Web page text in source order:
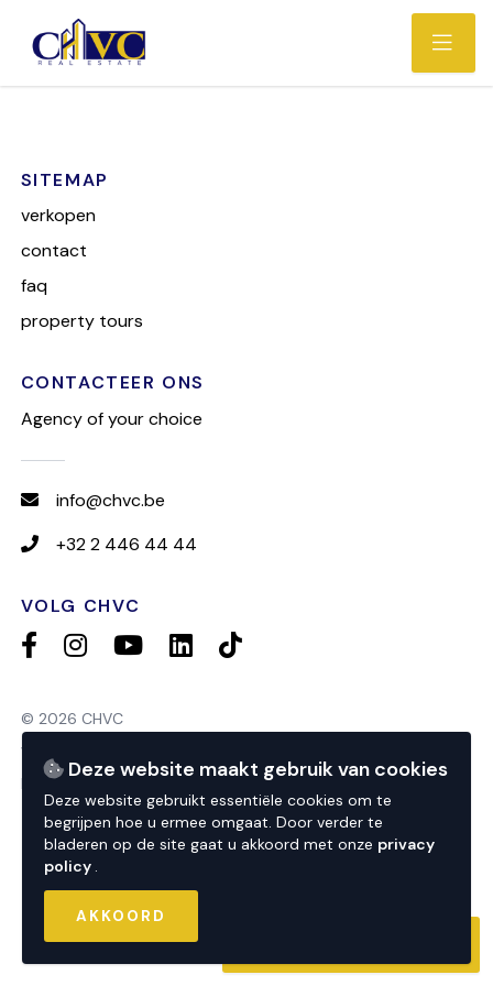
Deze website maakt gebruik van cookies
Deze website gebruikt essentiële cookies om te
begrijpen hoe u ermee omgaat. Door verder te
bladeren op de site gaat u akkoord met onze privacy
policy .
AKKOORD
SITEMAP
verkopen
contact
faq
property tours
CONTACTEER ONS
Agency of your choice
info@chvc.be
+32 2 446 44 44
VOLG CHVC
© 2026 CHVC
website by
powered bysweepbright
privacy